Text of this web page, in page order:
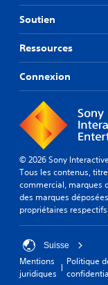
Soutien
Ressources
Connexion
© 2026 Sony
Tous les contenus,
commercial, marques
des marques
propriétaires
Suisse
Mentions
juridiques
Politique